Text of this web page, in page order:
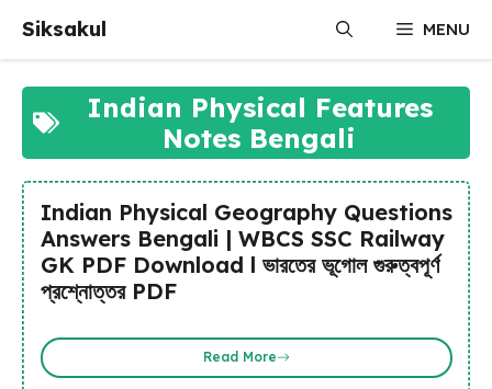
content
Siksakul MENU
Indian Physical Features
Notes Bengali
Indian Physical Geography Questions
Answers Bengali | WBCS SSC Railway
GK PDF Download l ভারতের ভূগোল গুরুত্বপূর্ণ
প্রশ্নোত্তর PDF
Read More